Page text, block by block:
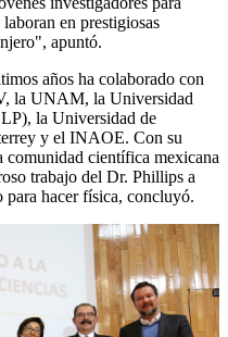
en prestigiosas
apuntó.
años ha colaborado con
la UNAM, la Universidad
la Universidad de
y el INAOE. Con su
comunidad científica mexicana
trabajo del Dr. Phillips a
para hacer física, concluyó.